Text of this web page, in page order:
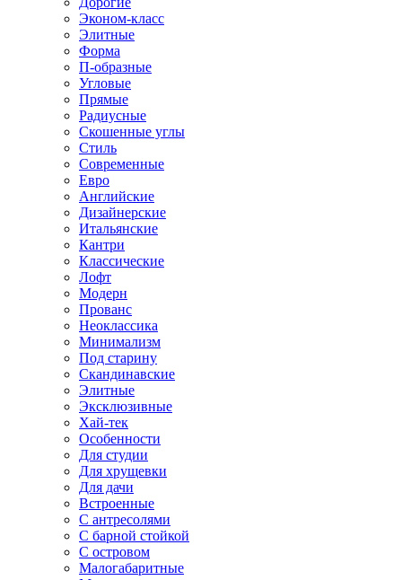
Эконом-класс
Элитные
Форма
П-образные
Угловые
Прямые
Радиусные
Скошенные углы
Стиль
Современные
Евро
Английские
Дизайнерские
Итальянские
Кантри
Классические
Лофт
Модерн
Прованс
Неоклассика
Минимализм
Под старину
Скандинавские
Элитные
Эксклюзивные
Хай-тек
Особенности
Для студии
Для хрущевки
Для дачи
Встроенные
С антресолями
С барной стойкой
С островом
Малогабаритные